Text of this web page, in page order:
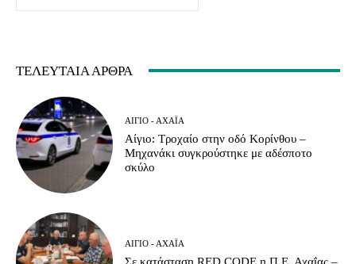
ΤΕΛΕΥΤΑΊΑ ΆΡΘΡΑ
ΑΊΓΙΟ - ΑΧΑΪ́Α
Αίγιο: Τροχαίο στην οδό Κορίνθου –
Μηχανάκι συγκρούστηκε με αδέσποτο
σκύλο
ΑΊΓΙΟ - ΑΧΑΪ́Α